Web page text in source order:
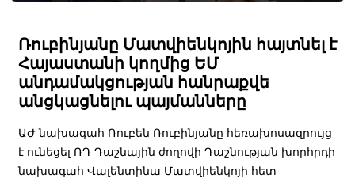
Ռուբինյանը Մատվիենկոյին հայտնել է
Հայաստանի կողմից ԵՄ
անդամակցության հանրաքվե
անցկացնելու պայմանները
ԱԺ նախագահ Ռուբեն Ռուբինյանը հեռախոսազրույց
է ունեցել ՌԴ Դաշնային ժողովի Դաշնության խորհրդի
նախագահ Վալենտինա Մատվիենկոյի հետ